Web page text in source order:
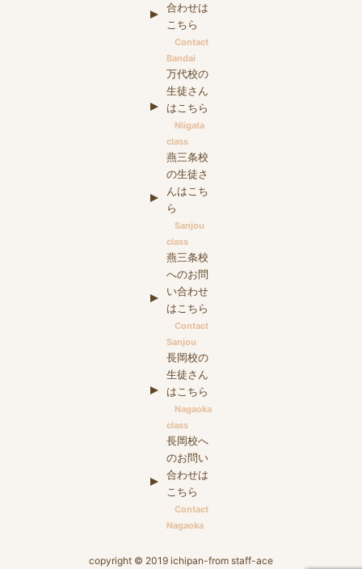
合わせは
こちら
Contact
Bandai
万代校の
生徒さん
はこちら
Niigata
class
燕三条校
の生徒さ
んはこち
ら
Sanjou
class
燕三条校
へのお問
い合わせ
はこちら
Contact
Sanjou
長岡校の
生徒さん
はこちら
Nagaoka
class
長岡校へ
のお問い
合わせは
こちら
Contact
Nagaoka
copyright © 2019 ichipan-from staff-ace